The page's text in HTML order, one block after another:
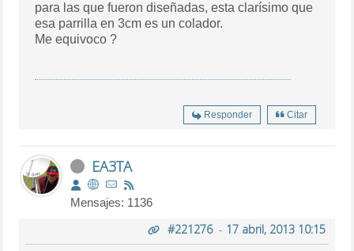
para las que fueron diseñadas, esta clarísimo que
esa parrilla en 3cm es un colador.
Me equivoco ?
Responder Citar
EA3TA
Mensajes: 1136
#221276- 17 abril, 2013 10:15